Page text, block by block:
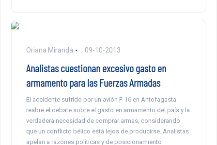
Oriana Miranda 09-10-2013
Analistas cuestionan excesivo gasto en
armamento para las Fuerzas Armadas
El accidente sufrido por un avión F-16 en Antofagasta
reabre el debate sobre el gasto en armamento del país y la
verdadera necesidad de comprar armas, considerando
que un conflicto bélico está lejos de producirse. Analistas
apelan a razones políticas y de posicionamiento